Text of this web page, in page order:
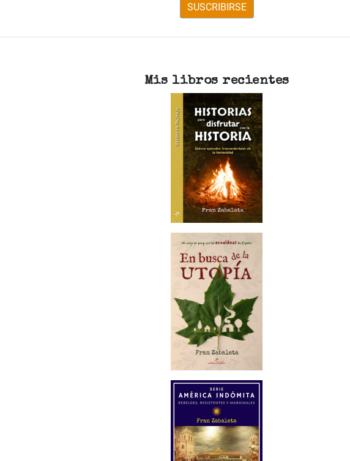
SUSCRIBIRSE
Mis libros recientes